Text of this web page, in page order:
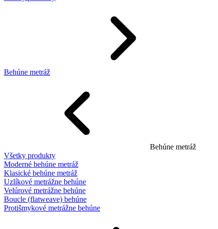
Behúne metráž
Behúne metráž
Všetky produkty
Moderné behúne metráž
Klasické behúne metráž
Uzlíkové metrážne behúne
Velúrové metrážne behúne
Boucle (flatweave) behúne
Protišmykové metrážne behúne